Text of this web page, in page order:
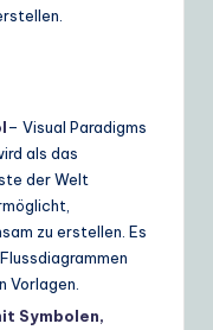
– Visual Paradigms
als das
der Welt
zu erstellen. Es
Vorlagen.
Symbolen,